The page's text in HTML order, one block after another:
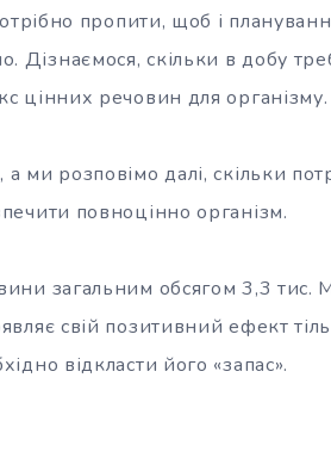
пропити, щоб і
скільки в добу
цінних речовин для організму.
, а ми розповімо далі, скільки
повноцінно організм.
загальним обсягом 3,3
свій позитивний ефект
відкласти його «запас».